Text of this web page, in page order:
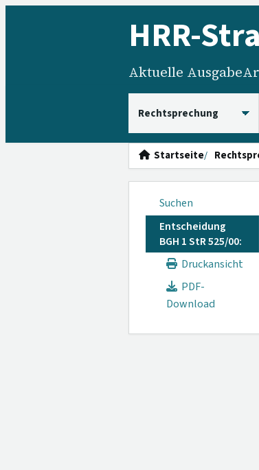
HRR-
Aktuelle Ausgabe
Startseite
Suchen
Entscheidung
BGH 1 StR 525/00:
Druckansicht
PDF-
Download